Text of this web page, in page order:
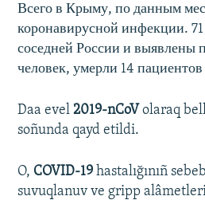
Всего в Крыму, по данным
коронавирусной инфекции. 71
соседней России и выявлены
человек, умерли 14
Daa evel2019-nCoVolaraq
soñunda qayd etildi.
O, COVID-19 hastalığınıñ
suvuqlanuv ve gripp